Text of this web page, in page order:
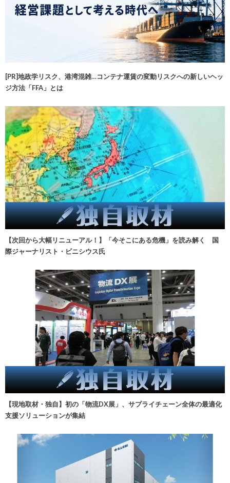
[PR]地政学リスク、港湾混雑…コンテナ運賃の変動リスクへの新しいヘッ
ジ方法「FFA」とは
【次回から大幅リニューアル！】「今そこにある危機」を読み解く 国
際ジャーナリスト・ビニシウス氏
【現地取材・独自】初の「物流DX展」、サプライチェーン全体の最適化
支援ソリューションが集結